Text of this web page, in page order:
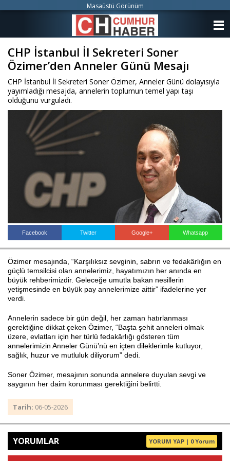
CHP İstanbul İl Sekreteri Soner
Özimer’den Anneler Günü Mesajı
CHP İstanbul İl Sekreteri Soner Özimer, Anneler Günü dolayısıyla
yayımladığı mesajda, annelerin toplumun temel yapı taşı
olduğunu vurguladı.
Facebook Twitter Google+ Whatsapp
Özimer mesajında, “Karşılıksız sevginin, sabrın ve fedakârlığın en
güçlü temsilcisi olan annelerimiz, hayatımızın her anında en
büyük rehberimizdir. Geleceğe umutla bakan nesillerin
yetişmesinde en büyük pay annelerimize aittir” ifadelerine yer
verdi.
Annelerin sadece bir gün değil, her zaman hatırlanması
gerektiğine dikkat çeken Özimer, “Başta şehit anneleri olmak
üzere, evlatları için her türlü fedakârlığı gösteren tüm
annelerimizin Anneler Günü’nü en içten dileklerimle kutluyor,
sağlık, huzur ve mutluluk diliyorum” dedi.
Soner Özimer, mesajının sonunda annelere duyulan sevgi ve
saygının her daim korunması gerektiğini belirtti.
Tarih: 06-05-2026
YORUMLAR YORUM YAP | 0 Yorum
Masaüstü Görünüm
YAZARLAR
ANKETLER
FOTO GALERİ
VİDEO GALERİ
KÜNYE
İLETİŞİM
Haberin Doğru Adresi.